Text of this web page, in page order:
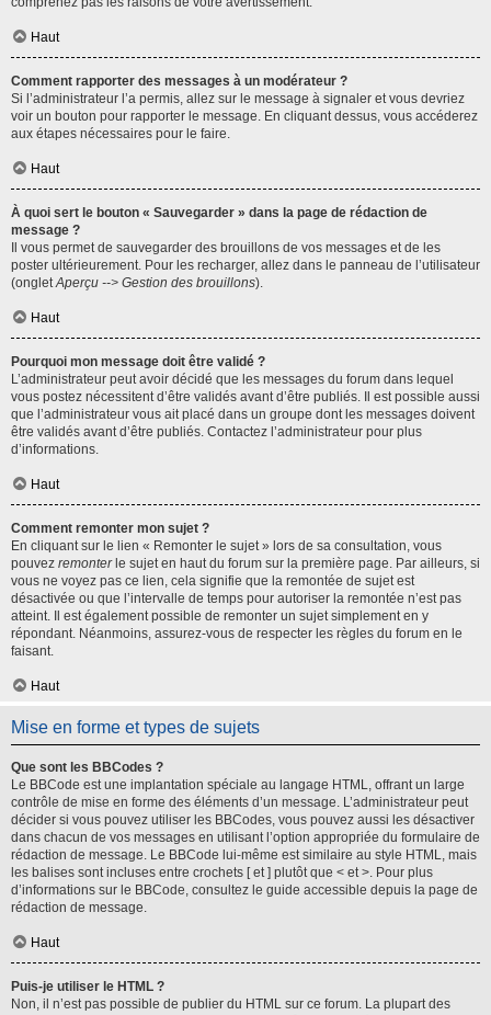
Haut
Comment rapporter des messages à un modérateur ?
Si l’administrateur l’a permis, allez sur le message à signaler et vous devriez
voir un bouton pour rapporter le message. En cliquant dessus, vous accéderez
aux étapes nécessaires pour le faire.
Haut
À quoi sert le bouton « Sauvegarder » dans la page de rédaction de
message ?
Il vous permet de sauvegarder des brouillons de vos messages et de les
poster ultérieurement. Pour les recharger, allez dans le panneau de l’utilisateur
(ongletAperçu --> Gestion des brouillons).
Haut
Pourquoi mon message doit être validé ?
L’administrateur peut avoir décidé que les messages du forum dans lequel
vous postez nécessitent d’être validés avant d’être publiés. Il est possible aussi
que l’administrateur vous ait placé dans un groupe dont les messages doivent
être validés avant d’être publiés. Contactez l’administrateur pour plus
d’informations.
Haut
Comment remonter mon sujet ?
En cliquant sur le lien « Remonter le sujet » lors de sa consultation, vous
pouvez remonterle sujet en haut du forum sur la première page. Par ailleurs, si
vous ne voyez pas ce lien, cela signifie que la remontée de sujet est
désactivée ou que l’intervalle de temps pour autoriser la remontée n’est pas
atteint. Il est également possible de remonter un sujet simplement en y
répondant. Néanmoins, assurez-vous de respecter les règles du forum en le
faisant.
Haut
Mise en forme et types de sujets
Que sont les BBCodes ?
Le BBCode est une implantation spéciale au langage HTML, offrant un large
contrôle de mise en forme des éléments d’un message. L’administrateur peut
décider si vous pouvez utiliser les BBCodes, vous pouvez aussi les désactiver
dans chacun de vos messages en utilisant l’option appropriée du formulaire de
rédaction de message. Le BBCode lui-même est similaire au style HTML, mais
les balises sont incluses entre crochets [ et ] plutôt que < et >. Pour plus
d’informations sur le BBCode, consultez le guide accessible depuis la page de
rédaction de message.
Haut
Puis-je utiliser le HTML ?
Non, il n’est pas possible de publier du HTML sur ce forum. La plupart des